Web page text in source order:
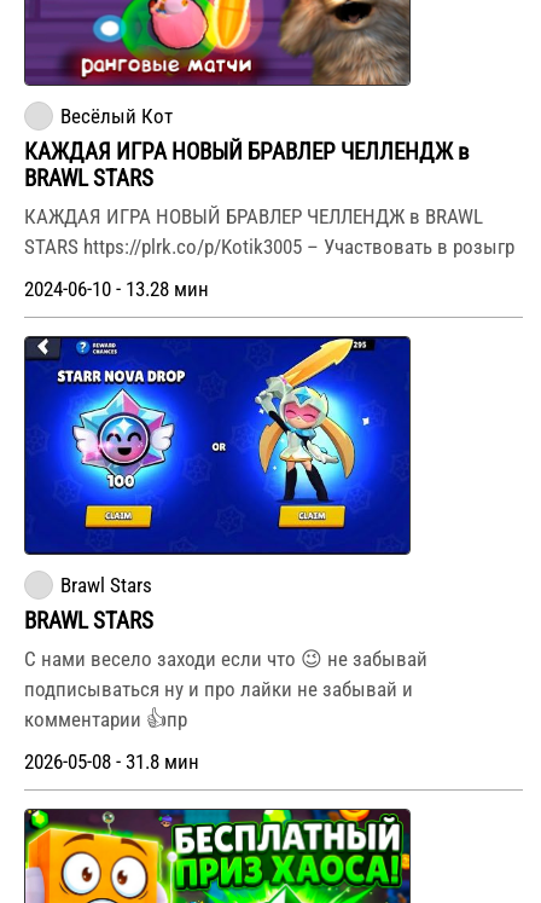
Весёлый Кот
КАЖДАЯ ИГРА НОВЫЙ БРАВЛЕР ЧЕЛЛЕНДЖ в
BRAWL STARS
КАЖДАЯ ИГРА НОВЫЙ БРАВЛЕР ЧЕЛЛЕНДЖ в BRAWL
STARS https://plrk.co/p/Kotik3005 – Участвовать в розыгр
2024-06-10 - 13.28 мин
Brawl Stars
BRAWL STARS
С нами весело заходи если что 😉 не забывай
подписываться ну и про лайки не забывай и
комментарии 👍пр
2026-05-08 - 31.8 мин